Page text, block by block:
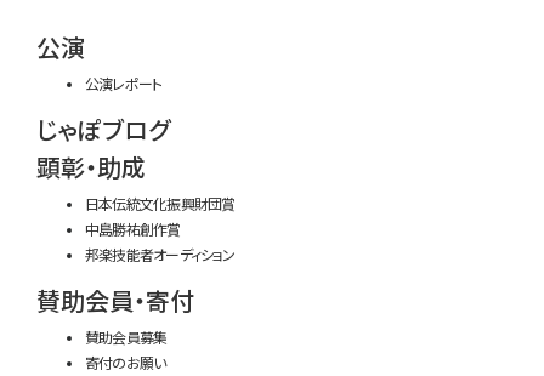
公演
公演レポート
じゃぽブログ
顕彰・助成
日本伝統文化振興財団賞
中島勝祐創作賞
邦楽技能者オーディション
賛助会員・寄付
賛助会員募集
寄付のお願い